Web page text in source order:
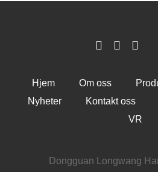
Hjem Om oss
Nyheter
Kontakt oss
VR
Dongguan Longwang